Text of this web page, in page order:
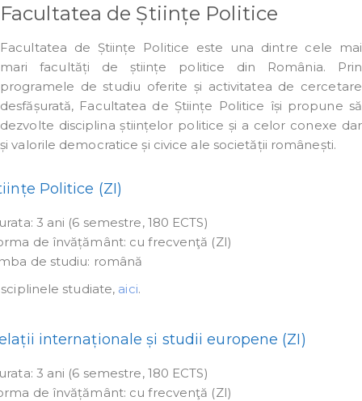
Facultatea de Științe Politice
Facultatea de Științe Politice este una dintre cele mai
mari facultăți de științe politice din România. Prin
programele de studiu oferite și activitatea de cercetare
desfășurată, Facultatea de Științe Politice își propune să
dezvolte disciplina științelor politice și a celor conexe dar
și valorile democratice și civice ale societății românești.
Politice (ZI)
3 ani (6 semestre, 180 ECTS)
de învățământ: cu frecvenţă (ZI)
de studiu: română
studiate, aici.
internaționale și studii europene (ZI)
3 ani (6 semestre, 180 ECTS)
de învățământ: cu frecvenţă (ZI)